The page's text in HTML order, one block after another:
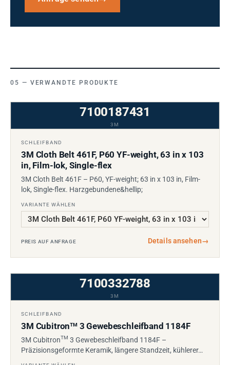
VERWANDTE PRODUKTE
7100187431
3M
SCHLEIFBAND
3M Cloth Belt 461F, P60 YF-weight, 63 in x 103
in, Film-lok, Single-flex
3M Cloth Belt 461F – P60, YF-weight; 63 in x 103 in, Film-
lok, Single-flex. Harzgebundene&hellip;
VARIANTE WÄHLEN
PREIS AUF ANFRAGE Details ansehen→
7100332788
3M
SCHLEIFBAND
3M CubitronTM3 Gewebeschleifband 1184F
3M CubitronTM 3 Gewebeschleifband 1184F –
Präzisionsgeformte Keramik, längere Standzeit, kühlerer…